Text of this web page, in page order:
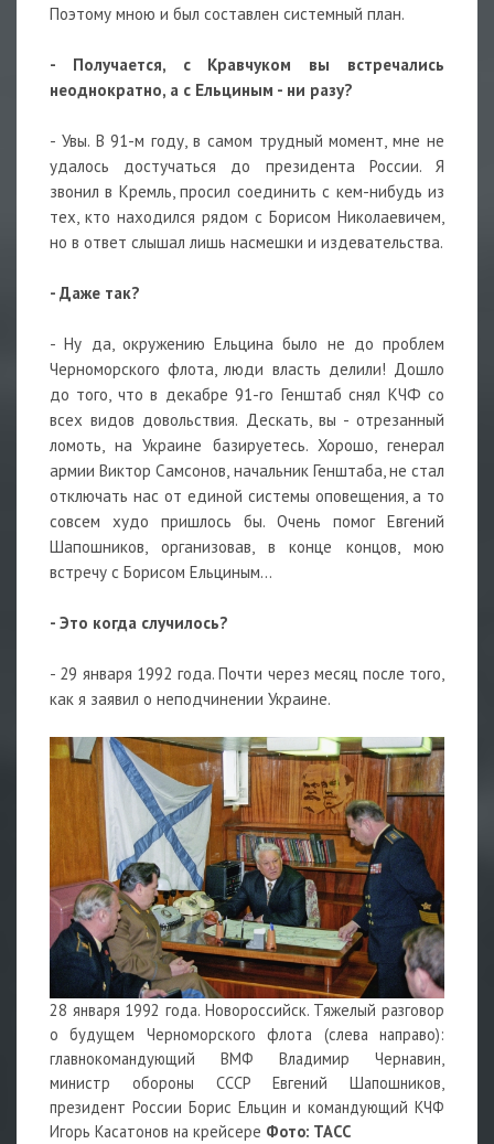
Поэтому мною и был составлен системный план.
- Получается, с Кравчуком вы встречались
неоднократно, а с Ельциным - ни разу?
- Увы. В 91-м году, в самом трудный момент, мне не
удалось достучаться до президента России. Я
звонил в Кремль, просил соединить с кем-нибудь из
тех, кто находился рядом с Борисом Николаевичем,
но в ответ слышал лишь насмешки и издевательства.
- Даже так?
- Ну да, окружению Ельцина было не до проблем
Черноморского флота, люди власть делили! Дошло
до того, что в декабре 91-го Генштаб снял КЧФ со
всех видов довольствия. Дескать, вы - отрезанный
ломоть, на Украине базируетесь. Хорошо, генерал
армии Виктор Самсонов, начальник Генштаба, не стал
отключать нас от единой системы оповещения, а то
совсем худо пришлось бы. Очень помог Евгений
Шапошников, организовав, в конце концов, мою
встречу с Борисом Ельциным...
- Это когда случилось?
- 29 января 1992 года. Почти через месяц после того,
как я заявил о неподчинении Украине.
28 января 1992 года. Новороссийск. Тяжелый разговор
о будущем Черноморского флота (слева направо):
главнокомандующий ВМФ Владимир Чернавин,
министр обороны СССР Евгений Шапошников,
президент России Борис Ельцин и командующий КЧФ
Игорь Касатонов на крейсере Фото: ТАСС